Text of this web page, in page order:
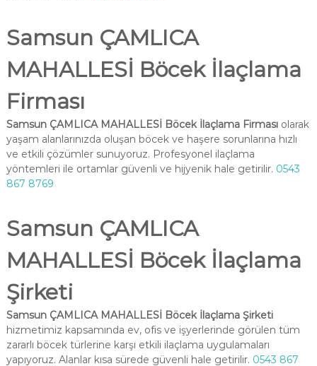
Samsun ÇAMLICA
MAHALLESİ Böcek İlaçlama
Firması
Samsun ÇAMLICA MAHALLESİ Böcek İlaçlama Firmasıolarak
yaşam alanlarınızda oluşan böcek ve haşere sorunlarına hızlı
ve etkili çözümler sunuyoruz. Profesyonel ilaçlama
yöntemleri ile ortamlar güvenli ve hijyenik hale getirilir. 0543
867 8769
Samsun ÇAMLICA
MAHALLESİ Böcek İlaçlama
Şirketi
Samsun ÇAMLICA MAHALLESİ Böcek İlaçlama Şirketi
hizmetimiz kapsamında ev, ofis ve işyerlerinde görülen tüm
zararlı böcek türlerine karşı etkili ilaçlama uygulamaları
yapıyoruz. Alanlar kısa sürede güvenli hale getirilir. 0543 867